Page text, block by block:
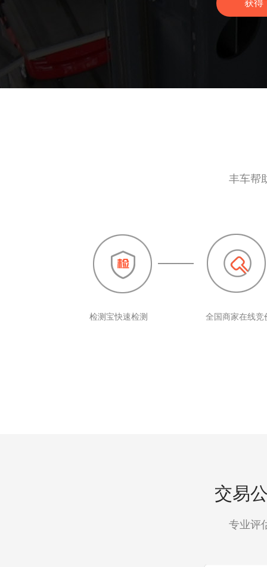
获得
丰车帮
检测宝快速检测 全国商家在线竞
交易
专业评